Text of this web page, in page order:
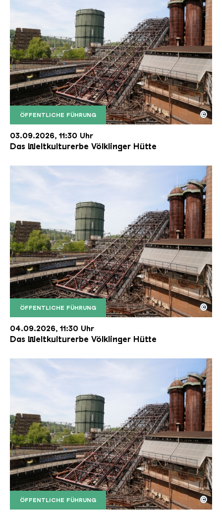
ÖFFENTLICHE FÜHRUNG
Der Erzschrägaufzug der Völklinger Hütte mit
Copyright: Weltkulturerbe Völklinger Hütte | Karl
©
03.09.2026, 11:30 Uhr
Das Weltkulturerbe Völklinger Hütte
ÖFFENTLICHE FÜHRUNG
Der Erzschrägaufzug der Völklinger Hütte mit
Copyright: Weltkulturerbe Völklinger Hütte | Karl
©
04.09.2026, 11:30 Uhr
Das Weltkulturerbe Völklinger Hütte
ÖFFENTLICHE FÜHRUNG
Der Erzschrägaufzug der Völklinger Hütte mit
Copyright: Weltkulturerbe Völklinger Hütte | Karl
©